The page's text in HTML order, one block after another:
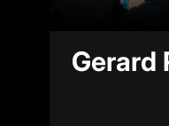
Gerard